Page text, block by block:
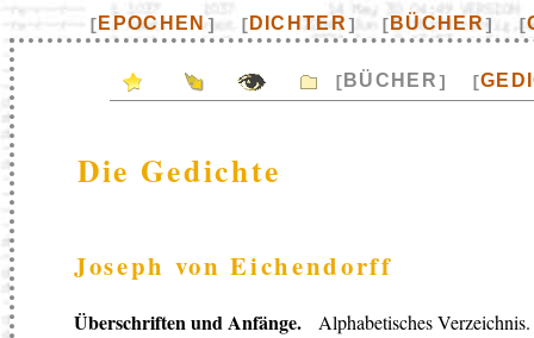
[ EPOCHEN ] [ DICHTER] [ BÜCHER] [
[ BÜCHER] [
Die Gedichte
Joseph von Eichendorff
Überschriften und Anfänge. Alphabetisches Verzeichnis.